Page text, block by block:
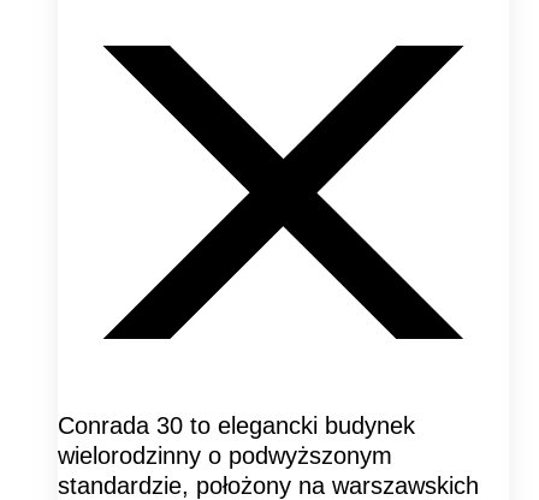
Conrada 30 to elegancki budynek
wielorodzinny o podwyższonym
standardzie, położony na warszawskich